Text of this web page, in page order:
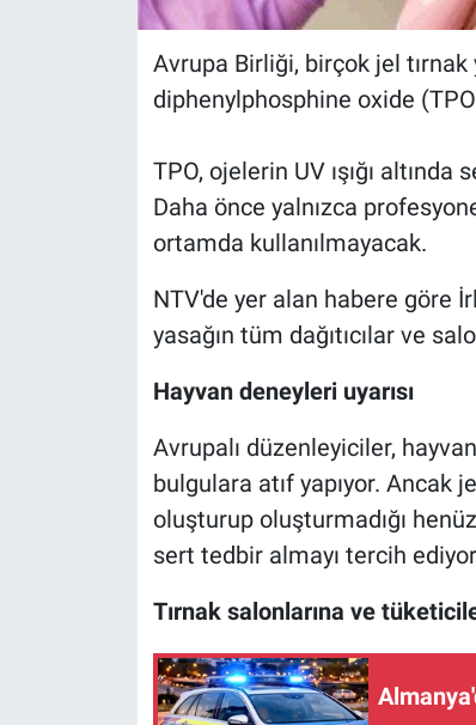
Avrupa Birliği, birçok jel tırnak
diphenylphosphine oxide
TPO, ojelerin UV ışığı
Daha önce yalnızca
ortamda kullanılmayacak.
NTV'de yer alan habere göre
yasağın tüm dağıtıcılar ve
Hayvan deneyleri uyarısı
Avrupalı düzenleyiciler,
bulgulara atıf yapıyor. Ancak
oluşturup oluşturmadığı
sert tedbir almayı tercih
Tırnak salonlarına ve